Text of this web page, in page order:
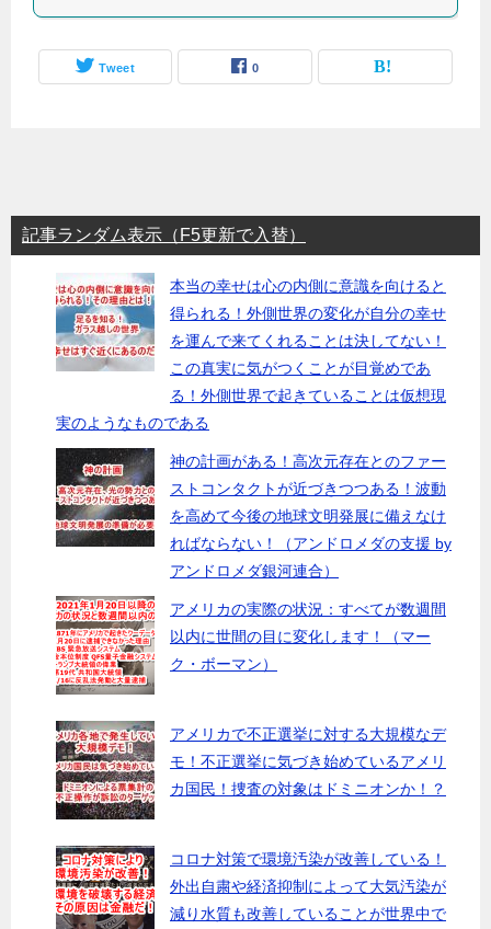
Tweet 0
記事ランダム表示（F5更新で入替）
本当の幸せは心の内側に意識を向けると
得られる！外側世界の変化が自分の幸せ
を運んで来てくれることは決してない！
この真実に気がつくことが目覚めであ
る！外側世界で起きていることは仮想現
実のようなものである
神の計画がある！高次元存在とのファー
ストコンタクトが近づきつつある！波動
を高めて今後の地球文明発展に備えなけ
ればならない！（アンドロメダの支援 by
アンドロメダ銀河連合）
アメリカの実際の状況：すべてが数週間
以内に世間の目に変化します！（マー
ク・ボーマン）
アメリカで不正選挙に対する大規模なデ
モ！不正選挙に気づき始めているアメリ
カ国民！捜査の対象はドミニオンか！？
コロナ対策で環境汚染が改善している！
外出自粛や経済抑制によって大気汚染が
減り水質も改善していることが世界中で